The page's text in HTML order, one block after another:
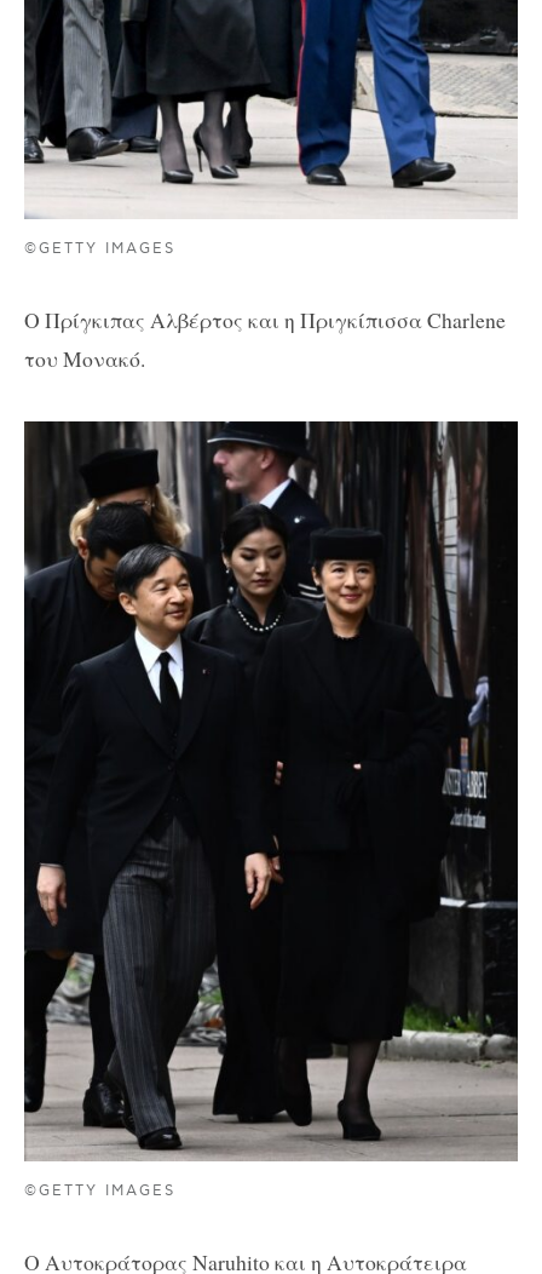
©GETTY IMAGES
Ο Πρίγκιπας Αλβέρτος και η Πριγκίπισσα Charlene
του Μονακό.
©GETTY IMAGES
O Αυτοκράτορας Naruhito και η Αυτοκράτειρα